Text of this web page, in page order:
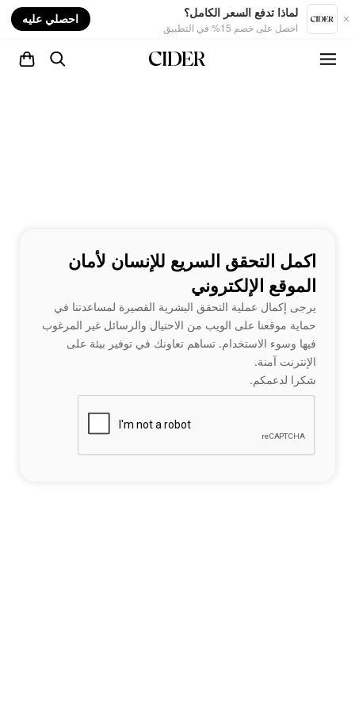
لماذا تدفع السعر الكامل؟
احصل على خصم 15% في التطبيق
احصلي عليه
اكمل التحقق السريع للإنسان لأمان
الموقع الإلكتروني
يرجى إكمال عملية التحقق البشرية القصيرة لمساعدتنا في
حماية موقعنا على الويب من الاحتيال والرسائل غير المرغوب
فيها وسوء الاستخدام. تساهم تعاونك في توفير بيئة على
الإنترنت آمنة.
شكرا لدعمكم.